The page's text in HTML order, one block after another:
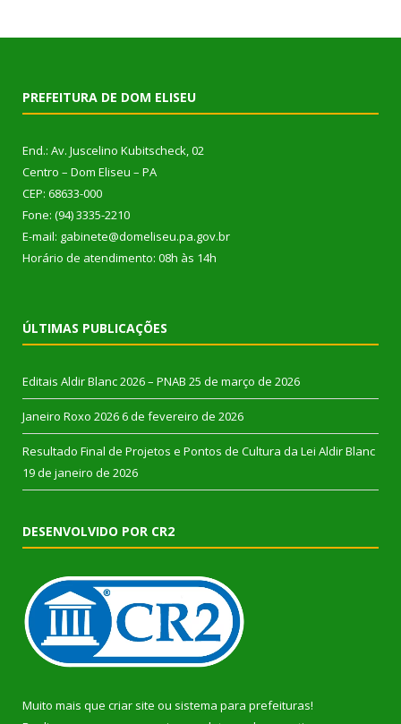
PREFEITURA DE DOM ELISEU
End.: Av. Juscelino Kubitscheck, 02
Centro – Dom Eliseu – PA
CEP: 68633-000
Fone: (94) 3335-2210
E-mail: gabinete@domeliseu.pa.gov.br
Horário de atendimento: 08h às 14h
ÚLTIMAS PUBLICAÇÕES
Editais Aldir Blanc 2026 – PNAB 25 de março de 2026
Janeiro Roxo 2026 6 de fevereiro de 2026
Resultado Final de Projetos e Pontos de Cultura da Lei Aldir Blanc
19 de janeiro de 2026
DESENVOLVIDO POR CR2
Muito mais que criar site ou sistema para prefeituras!